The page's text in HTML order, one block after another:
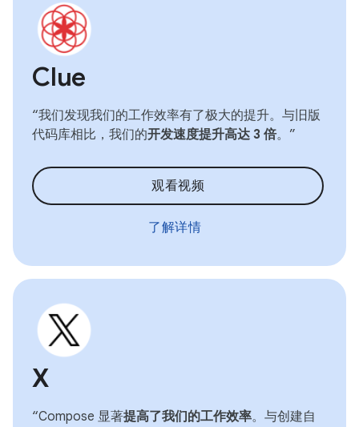
Clue
“我们发现我们的工作效率有了极大的提升。与旧版
代码库相比，我们的开发速度提升高达 3 倍。”
观看视频
了解详情
X
“Compose 显著提高了我们的工作效率。与创建自